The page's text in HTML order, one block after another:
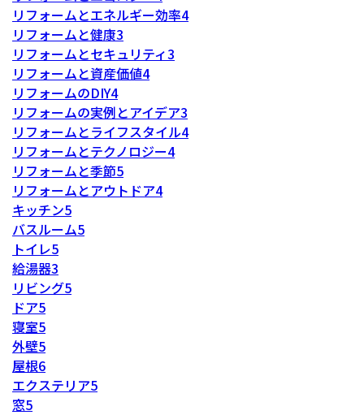
リフォームとエネルギー効率4
リフォームと健康3
リフォームとセキュリティ3
リフォームと資産価値4
リフォームのDIY4
リフォームの実例とアイデア3
リフォームとライフスタイル4
リフォームとテクノロジー4
リフォームと季節5
リフォームとアウトドア4
キッチン5
バスルーム5
トイレ5
給湯器3
リビング5
ドア5
寝室5
外壁5
屋根6
エクステリア5
窓5